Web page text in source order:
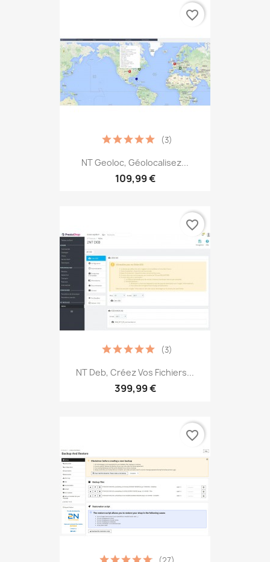
NT Geoloc, Géolocalisez...
109,99 €
(3)
favorite_border
NT Deb, Créez Vos Fichiers...
399,99 €
(3)
favorite_border
favorite_border